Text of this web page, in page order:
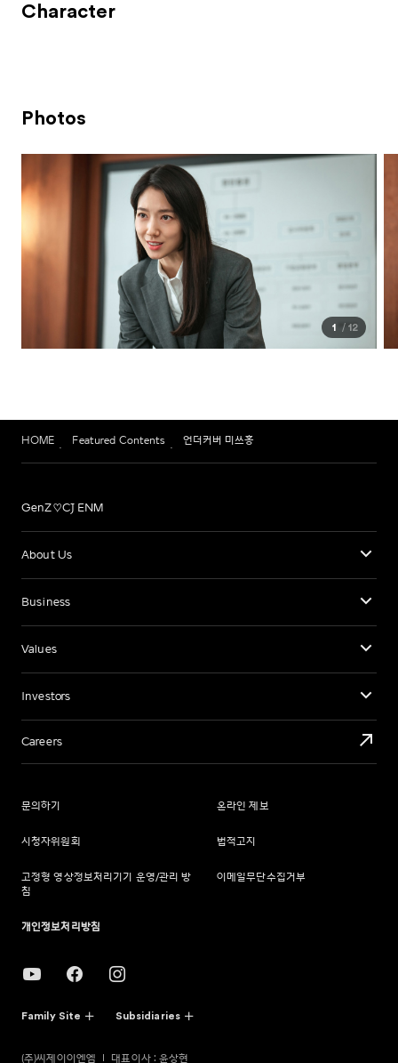
Character
Photos
1 12
HOME Featured Contents 언더커버 미쓰홍
GenZ♡CJ ENM
About Us
Business
Values
Investors
Careers
문의하기 온라인 제보
시청자위원회 법적고지
고정형 영상정보처리기기 운영/관리 방
침
이메일무단수집거부
개인정보처리방침
Family Site Subsidiaries
(주)씨제이이엔엠 대표이사 : 윤상현